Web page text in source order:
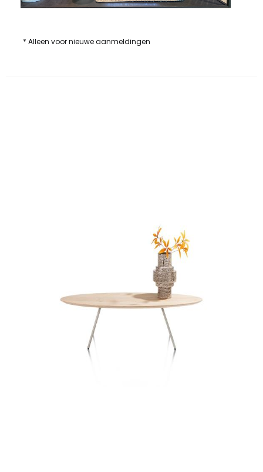
* Alleen voor nieuwe aanmeldingen